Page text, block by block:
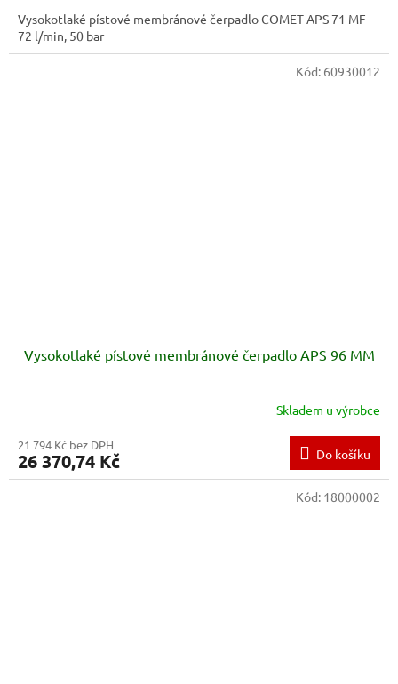
Vysokotlaké pístové membránové čerpadlo COMET APS 71 MF –
72 l/min, 50 bar
Vysokotlaké pístové membránové čerpadlo APS 96 MM
Skladem u výrobce
21 794 Kč bez DPH
26 370,74 Kč Do košíku
Kód: 60930012
Kód: 18000002